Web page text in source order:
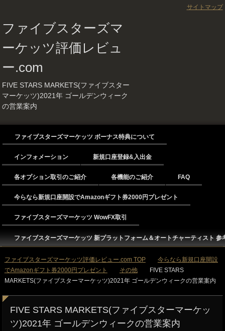
ファイブスターズマ
ーケッツ評価レビュ
ー.com
FIVE STARS MARKETS(ファイブスター
マーケッツ)2021年 ゴールデンウィーク
の営業案内
ファイブスターズマーケッツ ボーナス特典について
インフォメーション 新規口座登録&入出金
各オプション取引のご紹介 各機能のご紹介 FAQ
今らなら新規口座開設でAmazonギフト券2000円プレゼント
ファイブスターズマーケッツ WowFX取引
ファイブスターズマーケッツ 新プラットフォーム＆オートチャーティスト 参
ファイブスターズマーケッツ評価レビュー.com TOP
今らなら新規口座開設
でAmazonギフト券2000円プレゼント
その他
FIVE STARS
MARKETS(ファイブスターマーケッツ)2021年 ゴールデンウィークの営業案内
FIVE STARS MARKETS(ファイブスターマーケッ
ツ)2021年 ゴールデンウィークの営業案内
サイトマップ